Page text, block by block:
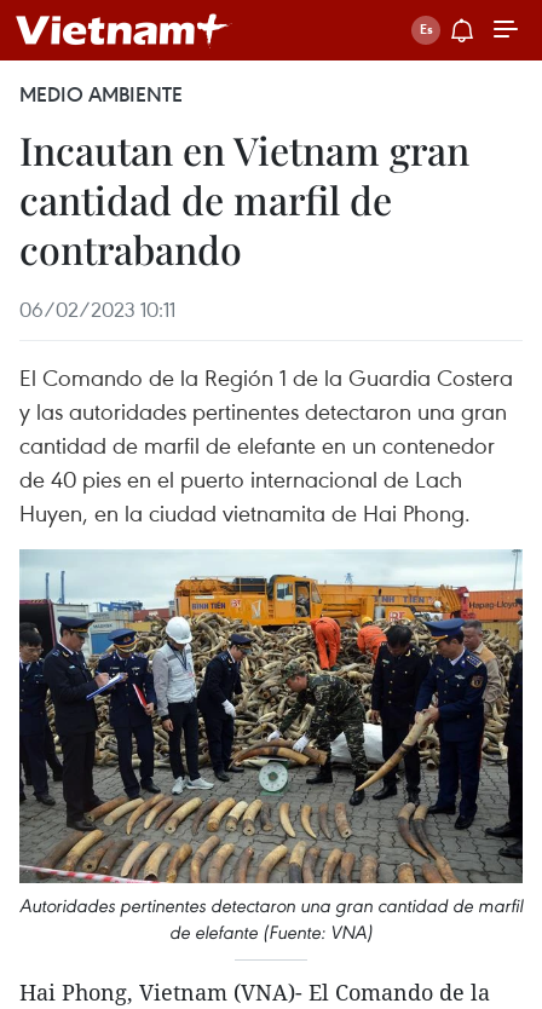
MEDIO AMBIENTE
Incautan en Vietnam gran
cantidad de marfil de
contrabando
06/02/2023 10:11
El Comando de la Región 1 de la Guardia Costera
y las autoridades pertinentes detectaron una gran
cantidad de marfil de elefante en un contenedor
de 40 pies en el puerto internacional de Lach
Huyen, en la ciudad vietnamita de Hai Phong.
Autoridades pertinentes detectaron una gran cantidad de marfil
de elefante (Fuente: VNA)
Hai Phong, Vietnam (VNA)- El Comando de la